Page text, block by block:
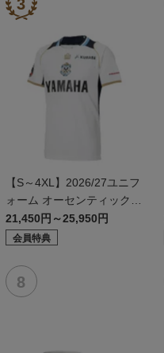
【S～4XL】2026/27ユニフ
ォーム オーセンティックモ
デル:FP2nd
21,450円～25,950円
会員特典